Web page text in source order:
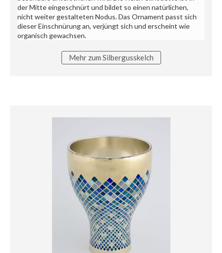
der Mitte eingeschnürt und bildet so einen natürlichen,
nicht weiter gestalteten Nodus. Das Ornament passt sich
dieser Einschnürung an, verjüngt sich und erscheint wie
organisch gewachsen.
Mehr zum Silbergusskelch